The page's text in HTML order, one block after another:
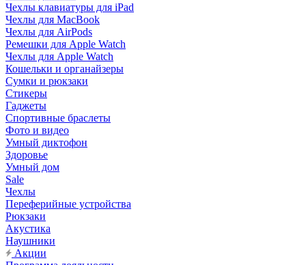
Чехлы клавиатуры для iPad
Чехлы для MacBook
Чехлы для AirPods
Ремешки для Apple Watch
Чехлы для Apple Watch
Кошельки и органайзеры
Сумки и рюкзаки
Стикеры
Гаджеты
Спортивные браслеты
Фото и видео
Умный диктофон
Здоровье
Умный дом
Sale
Чехлы
Переферийные устройства
Рюкзаки
Акустика
Наушники
Акции